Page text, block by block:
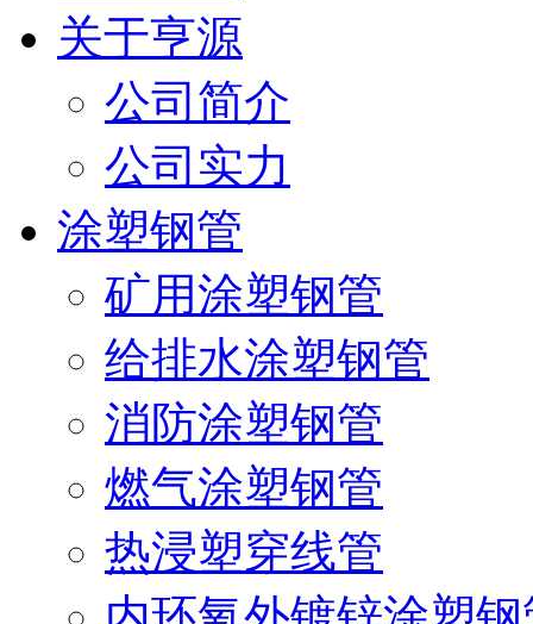
关于亨源
公司简介
公司实力
涂塑钢管
矿用涂塑钢管
给排水涂塑钢管
消防涂塑钢管
燃气涂塑钢管
热浸塑穿线管